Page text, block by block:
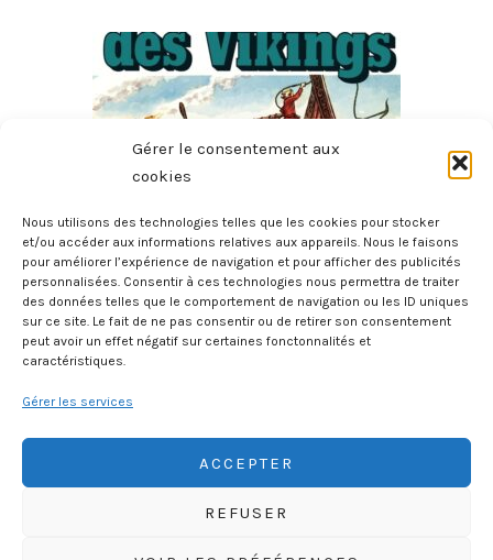
Gérer le consentement aux
cookies
Nous utilisons des technologies telles que les cookies pour stocker
et/ou accéder aux informations relatives aux appareils. Nous le faisons
pour améliorer l’expérience de navigation et pour afficher des publicités
personnalisées. Consentir à ces technologies nous permettra de traiter
des données telles que le comportement de navigation ou les ID uniques
sur ce site. Le fait de ne pas consentir ou de retirer son consentement
peut avoir un effet négatif sur certaines fonctonnalités et
caractéristiques.
Gérer les services
ACCEPTER
REFUSER
Les Voyageurs De L’Histoire – L’aventure Des Vikings
31 mai 2026
HISTOIREGEOBD.COM